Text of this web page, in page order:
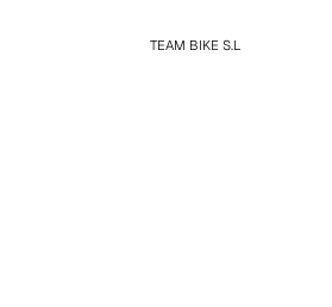
TEAM BIKE S.L